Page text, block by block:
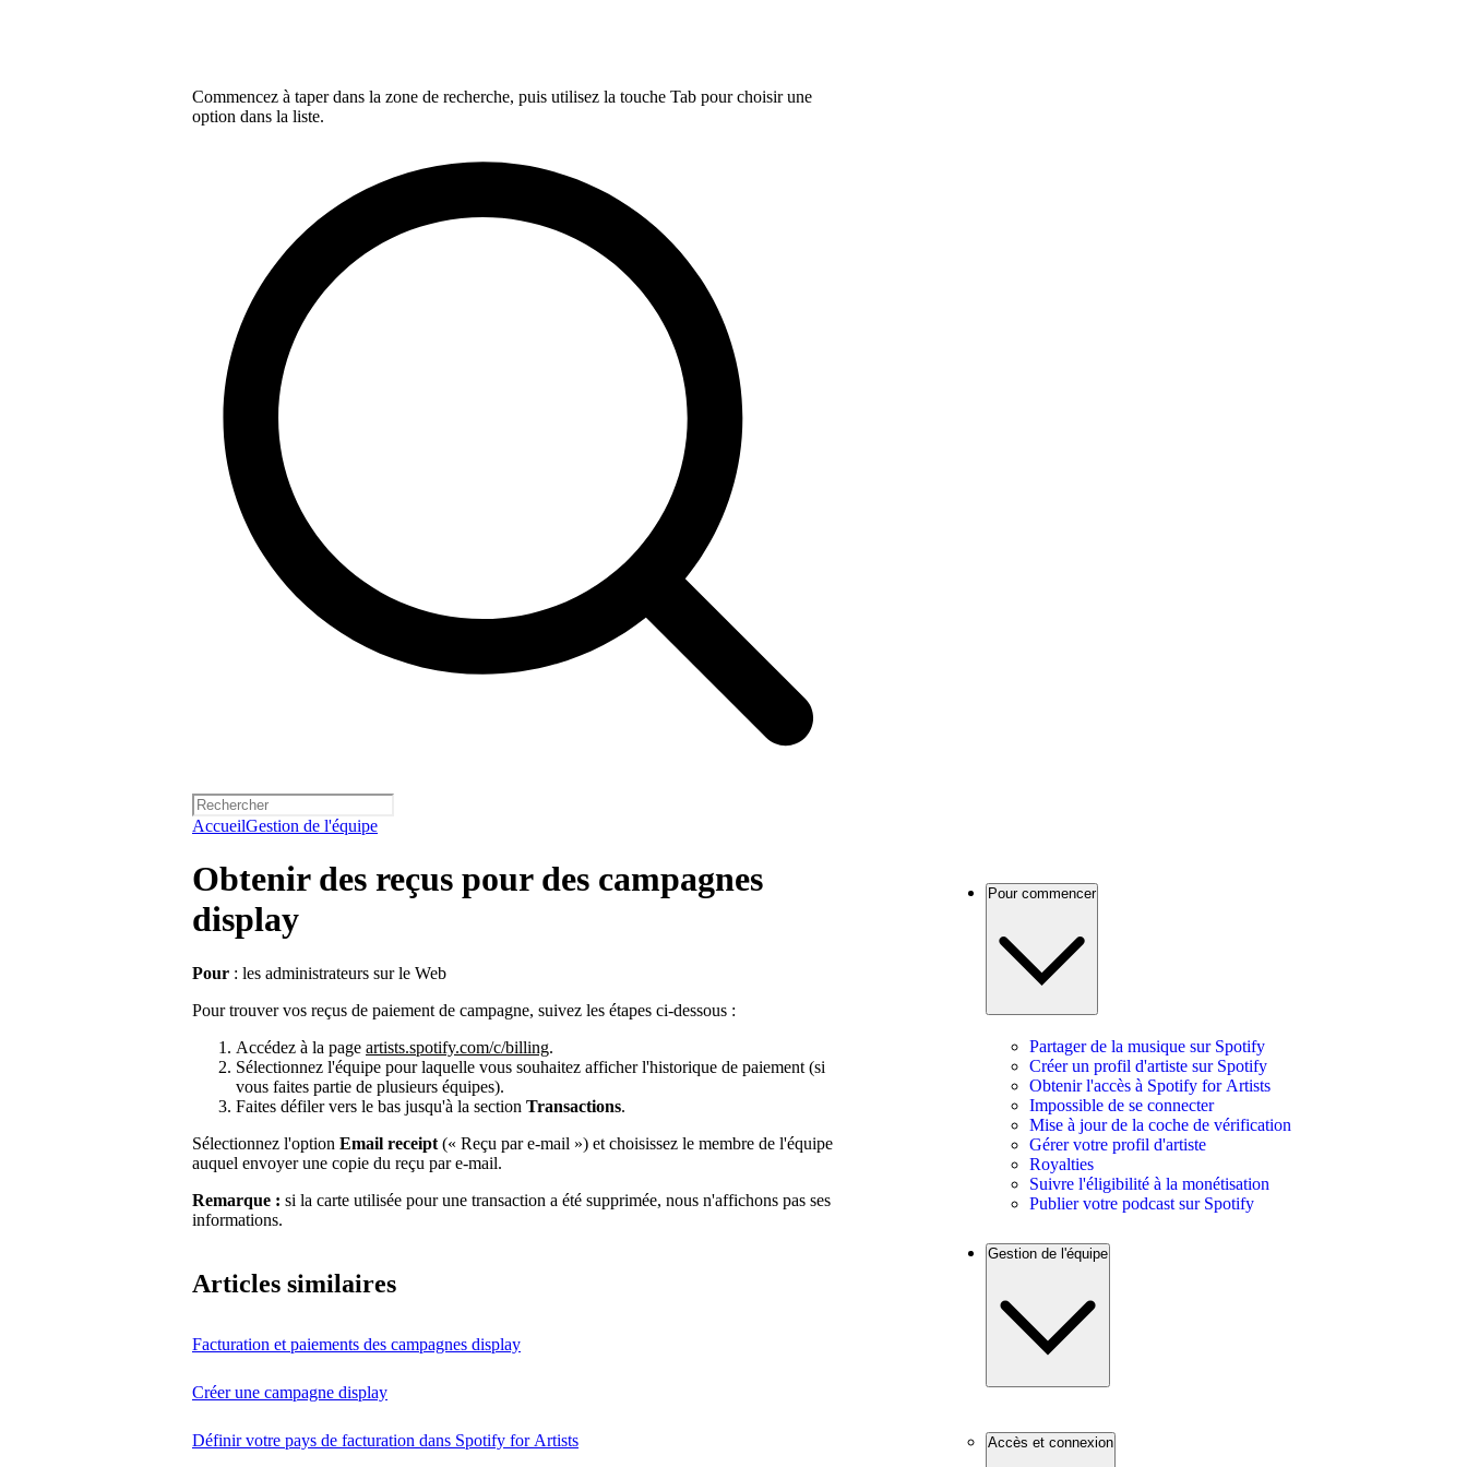
Commencez à taper dans la zone de recherche, puis utilisez la touche Tab pour choisir une
option dans la liste.
AccueilGestion de l'équipe
Obtenir des reçus pour des campagnes
display
Pour : les administrateurs sur le Web
Pour trouver vos reçus de paiement de campagne, suivez les étapes ci-dessous :
Accédez à la page artists.spotify.com/c/billing.
Sélectionnez l'équipe pour laquelle vous souhaitez afficher l'historique de paiement (si
vous faites partie de plusieurs équipes).
Faites défiler vers le bas jusqu'à la section Transactions.
Sélectionnez l'option Email receipt (« Reçu par e-mail ») et choisissez le membre de l'équipe
auquel envoyer une copie du reçu par e-mail.
Remarque : si la carte utilisée pour une transaction a été supprimée, nous n'affichons pas ses
informations.
Articles similaires
Facturation et paiements des campagnes display
Créer une campagne display
Définir votre pays de facturation dans Spotify for Artists
Pour commencer
Partager de la musique sur Spotify
Créer un profil d'artiste sur Spotify
Obtenir l'accès à Spotify for Artists
Impossible de se connecter
Mise à jour de la coche de vérification
Gérer votre profil d'artiste
Royalties
Suivre l'éligibilité à la monétisation
Publier votre podcast sur Spotify
Gestion de l'équipe
Accès et connexion